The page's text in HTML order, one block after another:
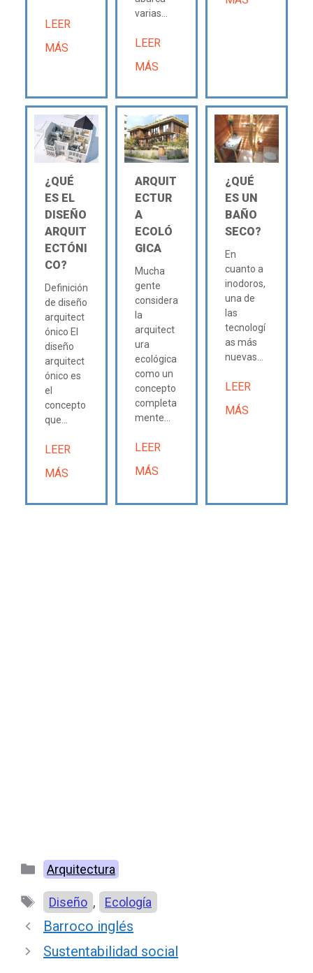
LEER
MÁS
varias...
LEER
MÁS
¿QUÉ
ES EL
DISEÑO
ARQUIT
ECTÓNI
CO?
Definición
de diseño
arquitect
ónico El
diseño
arquitect
ónico es
el
concepto
que...
LEER
MÁS
ARQUIT
ECTUR
A
ECOLÓ
GICA
Mucha
gente
considera
la
arquitect
ura
ecológica
como un
concepto
completa
mente...
LEER
MÁS
¿QUÉ
ES UN
BAÑO
SECO?
En
cuanto a
inodoros,
una de
las
tecnologí
as más
nuevas...
LEER
MÁS
Categorías
Arquitectura
Etiquetas
Diseño , Ecología
Barroco inglés
Sustentabilidad social